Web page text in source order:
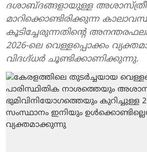
ദശാബ്ദങ്ങളായുള്ള
മാറിക്കൊണ്ടിരിക്കുന്ന
കൂടിച്ചേരുന്നതിന്റെ
2026-ലെ വെള്ളപ്പൊക്കം
വിദഗ്ദ്ധർ ചൂണ്ടിക്കാണിക്കുന്നു.